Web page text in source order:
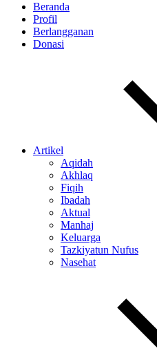
Beranda
Profil
Berlangganan
Donasi
Artikel
Aqidah
Akhlaq
Fiqih
Ibadah
Aktual
Manhaj
Keluarga
Tazkiyatun Nufus
Nasehat